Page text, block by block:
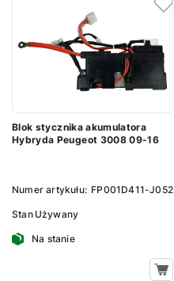
Blok stycznika akumulatora
Hybryda Peugeot 3008 09-16
Numer artykułu: FP001D411-J052
Stan Używany
Na stanie